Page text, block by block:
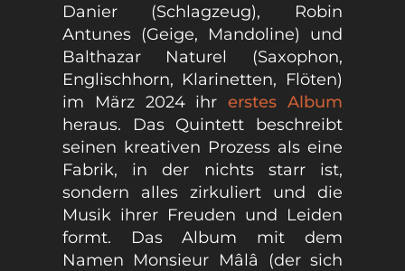
Danier (Schlagzeug), Robin
Antunes (Geige, Mandoline) und
Balthazar Naturel (Saxophon,
Englischhorn, Klarinetten, Flöten)
im März 2024 ihrerstes Album
heraus. Das Quintett beschreibt
seinen kreativen Prozess als eine
Fabrik, in der nichts starr ist,
sondern alles zirkuliert und die
Musik ihrer Freuden und Leiden
formt. Das Album mit dem
Namen Monsieur Mâlâ (der sich